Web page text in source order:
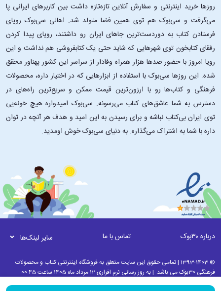
روزها خرید اینترنتی و سفارش آنلاین تازه‌تازه داشت بین کاربرهای ایرانی پا
می‌گرفت و سی‌بوک هم توی همین فضا متولد شد. اهالی سی‌بوک رویای
فرستادن کتاب به دوردست‌ترین جاهای ایران رو داشتند، رویای پیدا کردن
رفقای کتابخون توی شهرهایی که شاید حتی یک کتابفروشی هم نداشت و این
رویا امروز با حضور صدها هزار همراه وفادار از سراسر این کشور پهناور محقق
شده. این ‌روزها سی‌بوک با استفاده از ابزارهایی که در اختیار داره، محصولات
فرهنگی و کتاب‌ها رو با ارزون‌ترین قیمت ممکن و سریع‌ترین راه‌های در
دسترس به شما عاشق‌های کتاب می‌رسونه. سی‌بوک امیدواره هیچ خونه‌یی
توی ایران بی‌کتاب نباشه و برای رسیدن به این امید و هدف هر آنچه در توان
داره با شما به اشتراک می‌گذاره. به دنیای سی‌بوک خوش اومدید.
درباره ۳۰بوک تماس با ما سایر لینک‌ها
© 1393-1403 | تمامی حقوق این سایت متعلق به فروشگاه اینترنتی کتاب و محصولات
فرهنگی 30بوک می باشد. | به روز رسانی نرم افزاری 12 مرداد ماه 1405 ساعت 00:45